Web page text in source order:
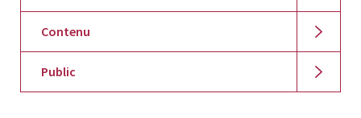
Contenu
Public